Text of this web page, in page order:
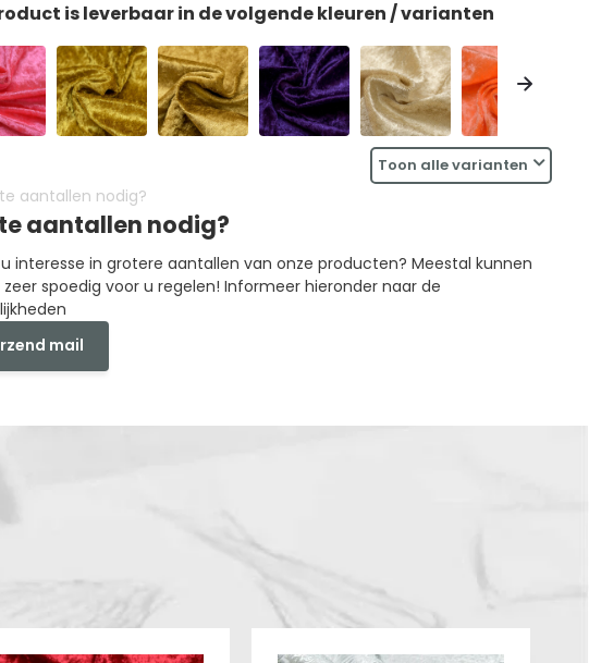
is leverbaar in de volgende kleuren / varianten
Toon alle varianten
aantallen nodig?
interesse in grotere aantallen van onze producten? Meestal kunnen
spoedig voor u regelen! Informeer hieronder naar de
mail